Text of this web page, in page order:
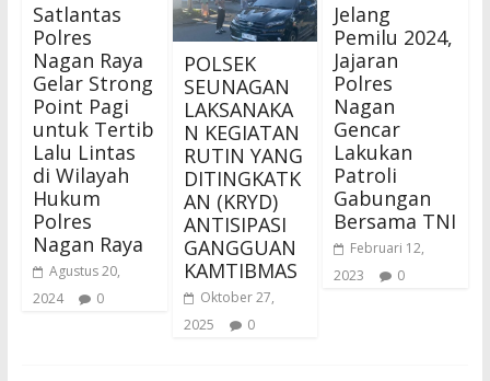
Satlantas
Polres
Nagan Raya
Gelar Strong
Point Pagi
untuk Tertib
Lalu Lintas
di Wilayah
Hukum
Polres
Nagan Raya
Agustus 20,
2024
0
POLSEK
SEUNAGAN
LAKSANAKA
N KEGIATAN
RUTIN YANG
DITINGKATK
AN (KRYD)
ANTISIPASI
GANGGUAN
KAMTIBMAS
Oktober 27,
2025
0
Jelang
Pemilu 2024,
Jajaran
Polres
Nagan
Gencar
Lakukan
Patroli
Gabungan
Bersama TNI
Februari 12,
2023
0